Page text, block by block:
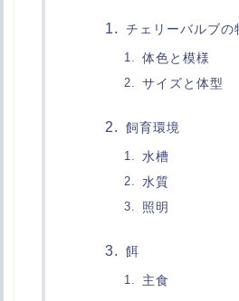
チェリーバルブの
体色と模様
サイズと体型
飼育環境
水槽
水質
照明
餌
主食